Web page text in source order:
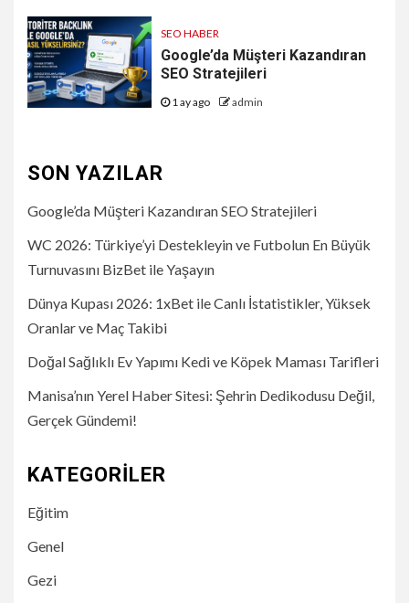
SEO HABER
Google’da Müşteri Kazandıran
SEO Stratejileri
1 ay ago admin
SON YAZILAR
Google’da Müşteri Kazandıran SEO Stratejileri
WC 2026: Türkiye’yi Destekleyin ve Futbolun En Büyük
Turnuvasını BizBet ile Yaşayın
Dünya Kupası 2026: 1xBet ile Canlı İstatistikler, Yüksek
Oranlar ve Maç Takibi
Doğal Sağlıklı Ev Yapımı Kedi ve Köpek Maması Tarifleri
Manisa’nın Yerel Haber Sitesi: Şehrin Dedikodusu Değil,
Gerçek Gündemi!
KATEGORILER
Eğitim
Genel
Gezi